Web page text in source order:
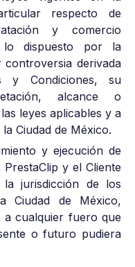
respecto de
y comercio
dispuesto por la
controversia derivada
y Condiciones, su
alcance o
leyes aplicables y a
Ciudad de México.
y ejecución de
y el Cliente
la jurisdicción de los
Ciudad de México,
a cualquier fuero que
o futuro pudiera